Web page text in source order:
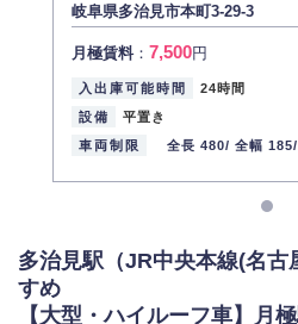
岐阜県多治見市本町3-29-3
月極賃料： 7,500円
入出庫可能時間
24時間
設備
平置き
車両制限
全長 480/ 全幅 185/
多治見駅（JR中央本線(名古
すめ
【大型・ハイルーフ車】月